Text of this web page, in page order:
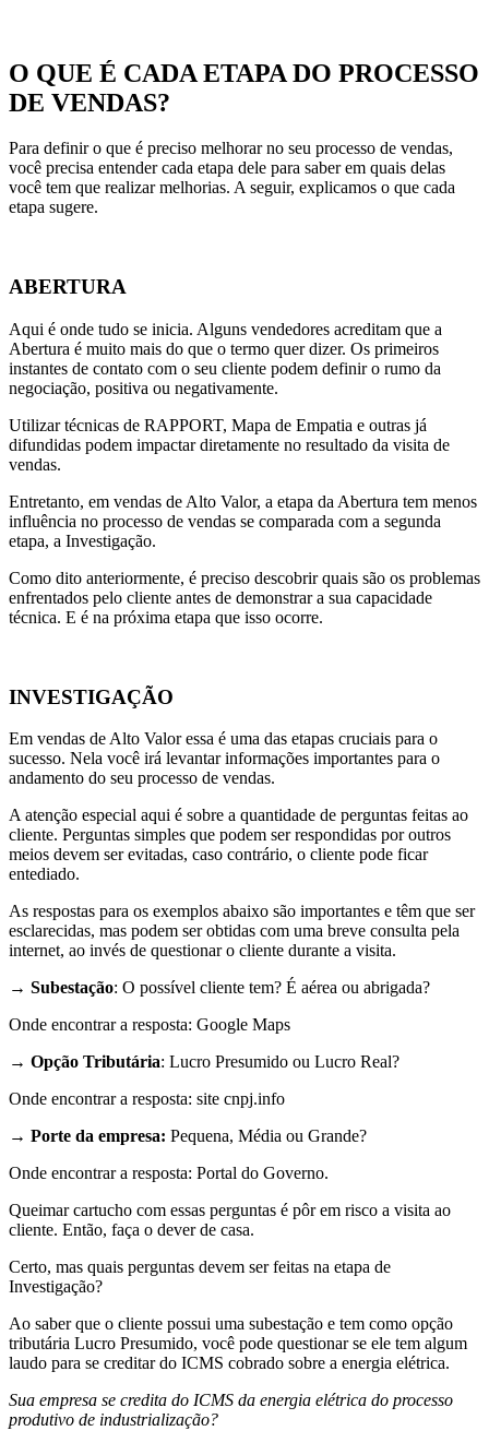
O QUE É CADA ETAPA DO PROCESSO
DE VENDAS?
Para definir o que é preciso melhorar no seu processo de vendas,
você precisa entender cada etapa dele para saber em quais delas
você tem que realizar melhorias. A seguir, explicamos o que cada
etapa sugere.
ABERTURA
Aqui é onde tudo se inicia. Alguns vendedores acreditam que a
Abertura é muito mais do que o termo quer dizer. Os primeiros
instantes de contato com o seu cliente podem definir o rumo da
negociação, positiva ou negativamente.
Utilizar técnicas de RAPPORT, Mapa de Empatia e outras já
difundidas podem impactar diretamente no resultado da visita de
vendas.
Entretanto, em vendas de Alto Valor, a etapa da Abertura tem menos
influência no processo de vendas se comparada com a segunda
etapa, a Investigação.
Como dito anteriormente, é preciso descobrir quais são os problemas
enfrentados pelo cliente antes de demonstrar a sua capacidade
técnica. E é na próxima etapa que isso ocorre.
INVESTIGAÇÃO
Em vendas de Alto Valor essa é uma das etapas cruciais para o
sucesso. Nela você irá levantar informações importantes para o
andamento do seu processo de vendas.
A atenção especial aqui é sobre a quantidade de perguntas feitas ao
cliente. Perguntas simples que podem ser respondidas por outros
meios devem ser evitadas, caso contrário, o cliente pode ficar
entediado.
As respostas para os exemplos abaixo são importantes e têm que ser
esclarecidas, mas podem ser obtidas com uma breve consulta pela
internet, ao invés de questionar o cliente durante a visita.
→ Subestação: O possível cliente tem? É aérea ou abrigada?
Onde encontrar a resposta: Google Maps
→ Opção Tributária: Lucro Presumido ou Lucro Real?
Onde encontrar a resposta: site cnpj.info
→ Porte da empresa: Pequena, Média ou Grande?
Onde encontrar a resposta: Portal do Governo.
Queimar cartucho com essas perguntas é pôr em risco a visita ao
cliente. Então, faça o dever de casa.
Certo, mas quais perguntas devem ser feitas na etapa de
Investigação?
Ao saber que o cliente possui uma subestação e tem como opção
tributária Lucro Presumido, você pode questionar se ele tem algum
laudo para se creditar do ICMS cobrado sobre a energia elétrica.
Sua empresa se credita do ICMS da energia elétrica do processo
produtivo de industrialização?